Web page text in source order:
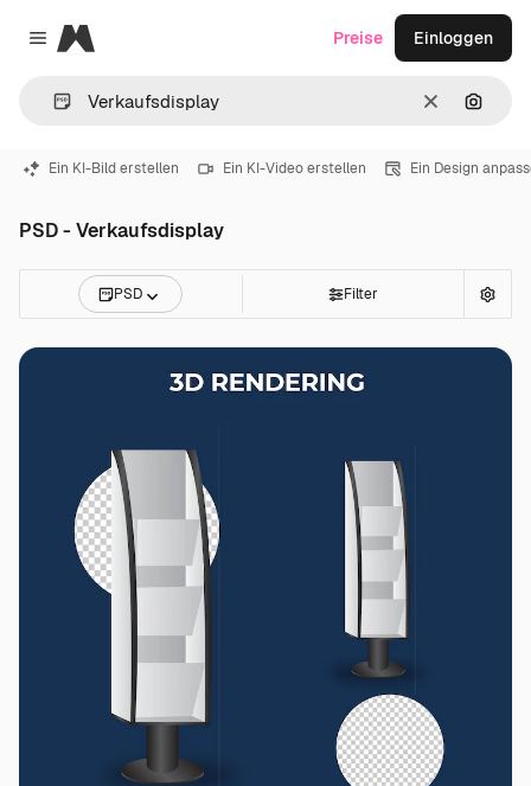
Close menu
Magnific
LöschenNach
Preise Einloggen
Ein KI-Bild erstellen Ein KI-Video erstellen Ein Design
PSD - Verkaufsdisplay
PSD Filter